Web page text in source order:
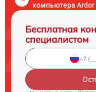
компьютера Ardor
Бесплатная
специалистом